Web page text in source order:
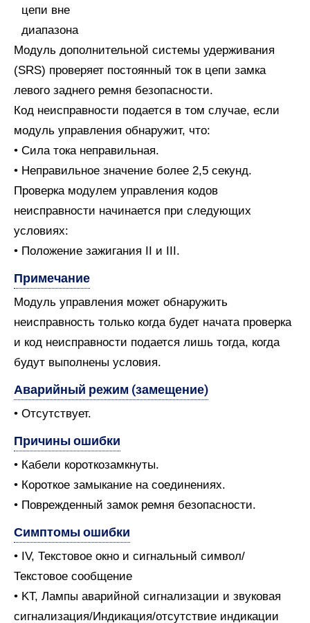
Модуль дополнительной системы удерживания
(SRS) проверяет постоянный ток в цепи замка
левого заднего ремня безопасности.
Код неисправности подается в том случае, если
модуль управления обнаружит, что:
• Сила тока неправильная.
• Неправильное значение более 2,5 секунд.
Проверка модулем управления кодов
неисправности начинается при следующих
условиях:
• Положение зажигания II и III.
Примечание
Модуль управления может обнаружить
неисправность только когда будет начата проверка
и код неисправности подается лишь тогда, когда
будут выполнены условия.
Аварийный режим (замещение)
• Отсутствует.
Причины ошибки
• Кабели короткозамкнуты.
• Короткое замыкание на соединениях.
• Поврежденный замок ремня безопасности.
Симптомы ошибки
• IV, Текстовое окно и сигнальный символ/
Текстовое сообщение
• KT, Лампы аварийной сигнализации и звуковая
сигнализация/Индикация/отсутствие индикации